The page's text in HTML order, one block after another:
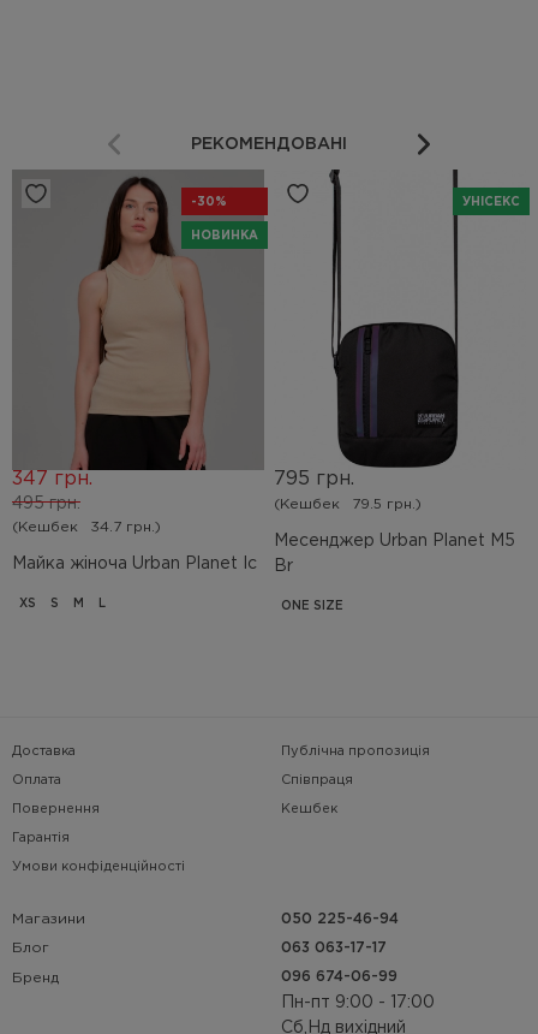
РЕКОМЕНДОВАНІ
-30%
НОВИНКА
Майка жіноча Urban Planet Ic
495 грн.
347 грн.
(Кешбек 34.7 грн.)
XS S M L
УНІСЕКС
Месенджер Urban Planet M5
Br
795 грн.
(Кешбек 79.5 грн.)
ONE SIZE
Доставка
Оплата
Повернення
Гарантія
Умови конфіденційності
Публічна пропозиція
Співпраця
Кешбек
Магазини
Блог
Бренд
050 225-46-94
063 063-17-17
096 674-06-99
Пн-пт 9:00 - 17:00
Сб,Нд вихідний